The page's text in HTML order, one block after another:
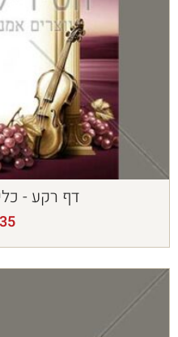
דף רקע -